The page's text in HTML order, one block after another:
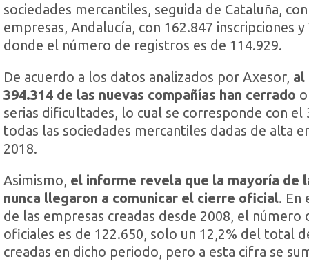
sociedades mercantiles, seguida de Cataluña,
empresas, Andalucía, con 162.847 inscripciones y
donde el número de registros es de 114.929.
De acuerdo a los datos analizados por Axesor, al
394.314 de las nuevas compañías han cerrado
serias dificultades, lo cual se corresponde con el
todas las sociedades mercantiles dadas de alta
2018.
Asimismo, el informe revela que la mayoría de
nunca llegaron a comunicar el cierre oficial. En
de las empresas creadas desde 2008, el número
oficiales es de 122.650, solo un 12,2% del total
creadas en dicho periodo, pero a esta cifra se